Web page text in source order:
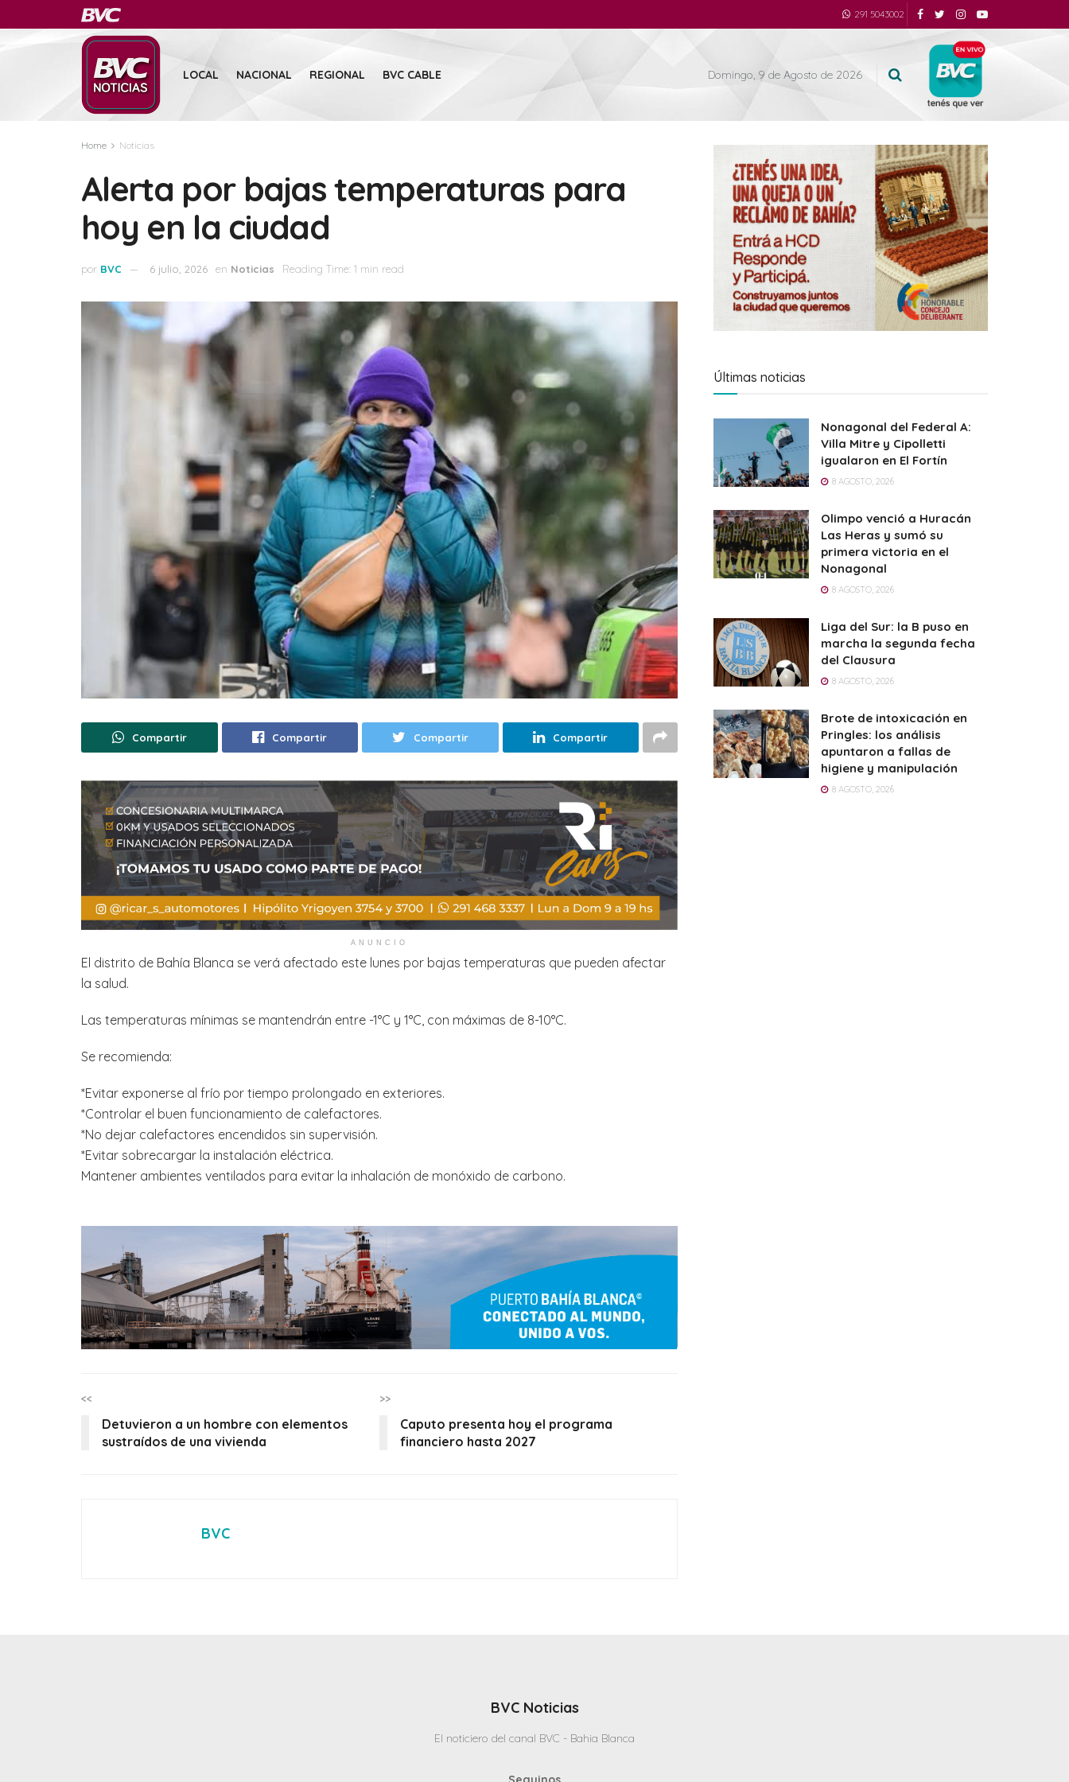
291 5043002
LOCAL NACIONAL REGIONAL BVC CABLE Domingo, 9 de Agosto de 2026
Home Noticias
Alerta por bajas temperaturas para
hoy en la ciudad
por BVC 6 julio, 2026 en Noticias Reading Time: 1 min read
Compartir Compartir Compartir Compartir
ANUNCIO
El distrito de Bahía Blanca se verá afectado este lunes por bajas temperaturas que pueden afectar
la salud.
Las temperaturas mínimas se mantendrán entre -1°C y 1°C, con máximas de 8-10°C.
Se recomienda:
*Evitar exponerse al frío por tiempo prolongado en exteriores.
*Controlar el buen funcionamiento de calefactores.
*No dejar calefactores encendidos sin supervisión.
*Evitar sobrecargar la instalación eléctrica.
Mantener ambientes ventilados para evitar la inhalación de monóxido de carbono.
<<
Detuvieron a un hombre con elementos
sustraídos de una vivienda
>>
Caputo presenta hoy el programa
financiero hasta 2027
BVC
Últimas noticias
Nonagonal del Federal A:
Villa Mitre y Cipolletti
igualaron en El Fortín
8 AGOSTO, 2026
Olimpo venció a Huracán
Las Heras y sumó su
primera victoria en el
Nonagonal
8 AGOSTO, 2026
Liga del Sur: la B puso en
marcha la segunda fecha
del Clausura
8 AGOSTO, 2026
Brote de intoxicación en
Pringles: los análisis
apuntaron a fallas de
higiene y manipulación
8 AGOSTO, 2026
BVC Noticias
El noticiero del canal BVC - Bahia Blanca